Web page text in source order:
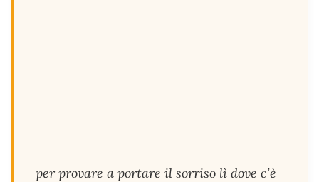
per provare a portare il sorriso lì dove c’è